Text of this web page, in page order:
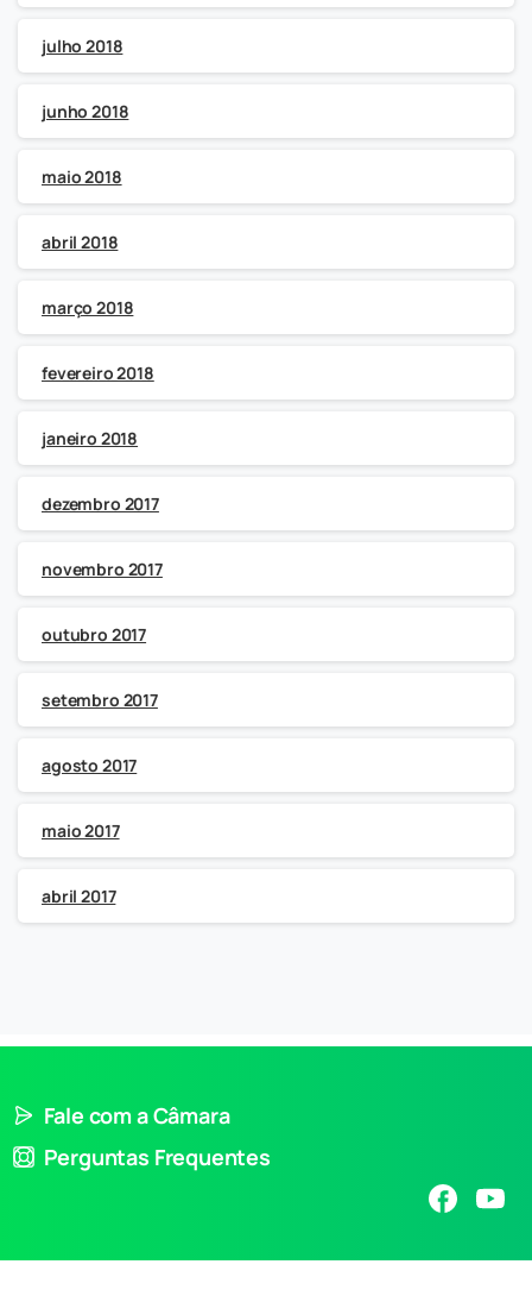
julho 2018
junho 2018
maio 2018
abril 2018
março 2018
fevereiro 2018
janeiro 2018
dezembro 2017
novembro 2017
outubro 2017
setembro 2017
agosto 2017
maio 2017
abril 2017
Fale com a Câmara
Perguntas Frequentes